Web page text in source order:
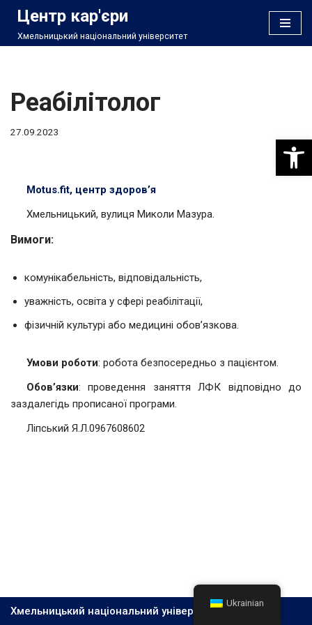
Перейти
Центр кар'єри
Хмельницький національний університет
Реабілітолог
27.09.2023
Motus.fit, центр здоров’я
Хмельницький, вулиця Миколи Мазура.
Вимоги:
комунікабельність, відповідальність,
уважність, освіта у сфері реабілітації,
фізичній культурі або медицині обовʼязкова.
Умови роботи: робота безпосередньо з пацієнтом.
Обов’язки: проведення заняття ЛФК відповідно до
заздалегідь прописаної програми.
Ліпський Я.Л.0967608602
Хмельницький національний університет, 2026
Ukrainian